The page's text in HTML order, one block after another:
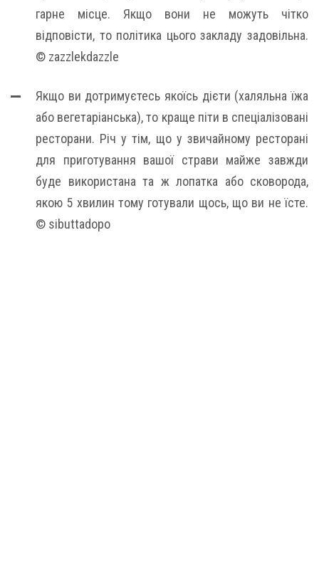
гарне місце. Якщо вони не можуть чітко
відповісти, то політика цього закладу задовільна.
© zazzlekdazzle
Якщо ви дотримуєтесь якоїсь дієти (халяльна їжа
або вегетаріанська), то краще піти в спеціалізовані
ресторани. Річ у тім, що у звичайному ресторані
для приготування вашої страви майже завжди
буде використана та ж лопатка або сковорода,
якою 5 хвилин тому готували щось, що ви не їсте.
© sibuttadopo